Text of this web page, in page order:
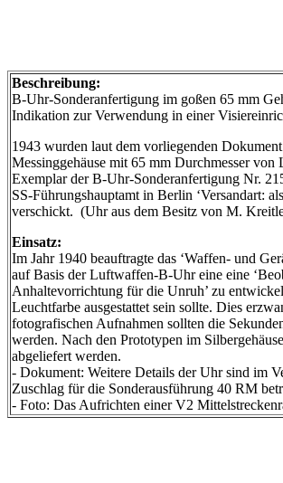
Beschreibung:
B-Uhr-Sonderanfertigung im goßen 65 mm
Indikation zur Verwendung in einer
1943 wurden laut dem vorliegenden
Messinggehäuse mit 65 mm Durchmesser
Exemplar der B-Uhr-Sonderanfertigung Nr.
SS-Führungshauptamt in Berlin ‘Versandart:
verschickt. (Uhr aus dem Besitz von M.
Einsatz:
Im Jahr 1940 beauftragte das ‘Waffen- und
auf Basis der Luftwaffen-B-Uhr eine eine
Anhaltevorrichtung für die Unruh’ zu
Leuchtfarbe ausgestattet sein sollte. Dies
fotografischen Aufnahmen sollten die
werden. Nach den Prototypen im
abgeliefert werden.
- Dokument: Weitere Details der Uhr sind im
Zuschlag für die Sonderausführung 40 RM
- Foto: Das Aufrichten einer V2